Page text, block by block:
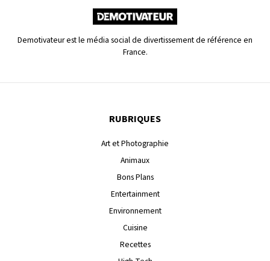
Demotivateur est le média social de divertissement de référence en
France.
RUBRIQUES
Art et Photographie
Animaux
Bons Plans
Entertainment
Environnement
Cuisine
Recettes